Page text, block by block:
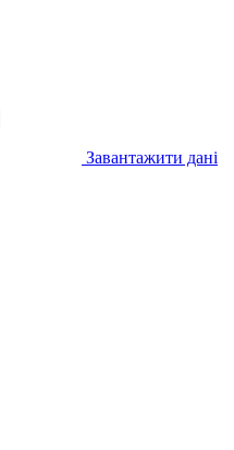
Завантажити дані